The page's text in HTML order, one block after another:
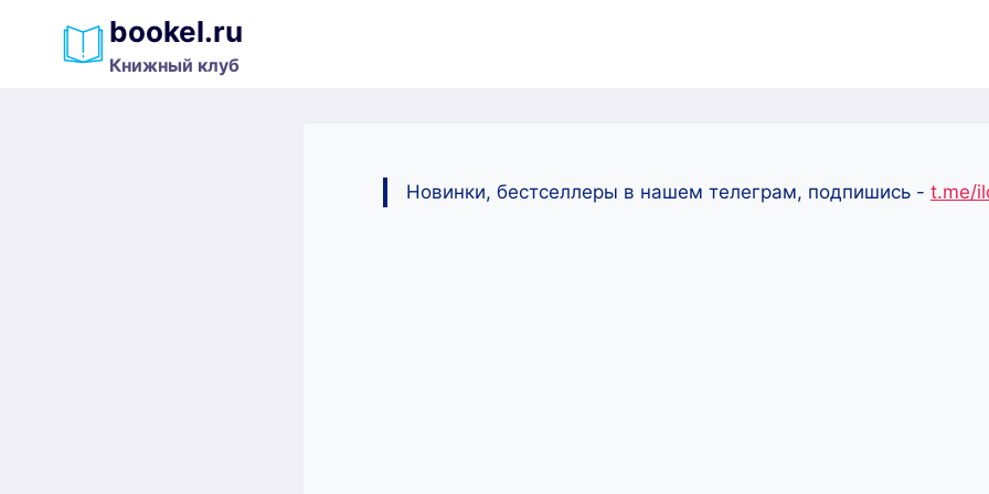
содержимому
bookel.ru
Книжный клуб
Новинки, бестселлеры в нашем телеграм, подпишись - t.me/